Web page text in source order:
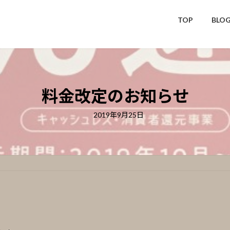
TOP BLOG
料金改定のお知らせ
2019年9月25日